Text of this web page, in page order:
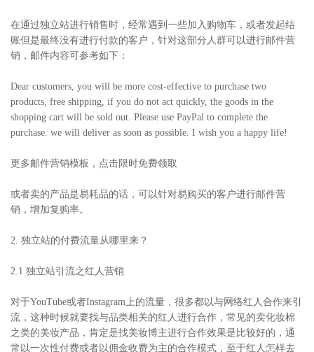
在通过独立站进行销售时，经常遇到一些加入购物车，或者发起结
账但是最终没有进行付款的客户，针对这部分人群可以进行邮件营
销，邮件内容可参考如下：
Dear customers, you will be more cost-effective to purchase two
products, free shipping, if you do not act quickly, the goods in the
shopping cart will be sold out. Please use PayPal to complete the
purchase. we will deliver as soon as possible. I wish you a happy life!
更多邮件营销模板，点击限时免费领取
或者卖的产品是易耗品的话，可以针对易购买的客户进行邮件营
销，增加复购率。
2. 独立站的付费流量从哪里来？
2.1 独立站引流之红人营销
对于YouTube或者Instagram上的流量，很多都以与网络红人合作来引
流，这种时候就要找与品类相关的红人进行合作，常见的卖化妆棉
之类的美妆产品，肯定是找美妆博主进行合作效果是比较好的，通
常以一次性付费或者以佣金收费为主的合作模式，至于红人怎样去